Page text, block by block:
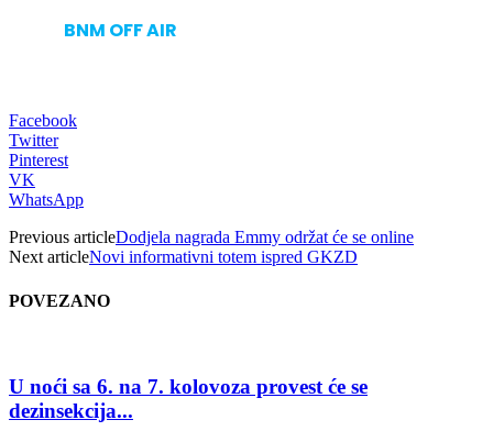
BNM OFF AIR
Facebook
Twitter
Pinterest
VK
WhatsApp
Previous articleDodjela nagrada Emmy održat će se online
Next articleNovi informativni totem ispred GKZD
POVEZANO
U noći sa 6. na 7. kolovoza provest će se
dezinsekcija...